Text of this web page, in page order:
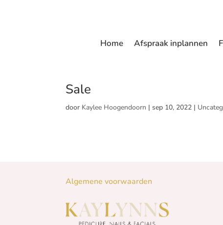
Home Afspraak inplannen
Sale
door Kaylee Hoogendoorn | sep 10, 2022 |
Algemene voorwaarden